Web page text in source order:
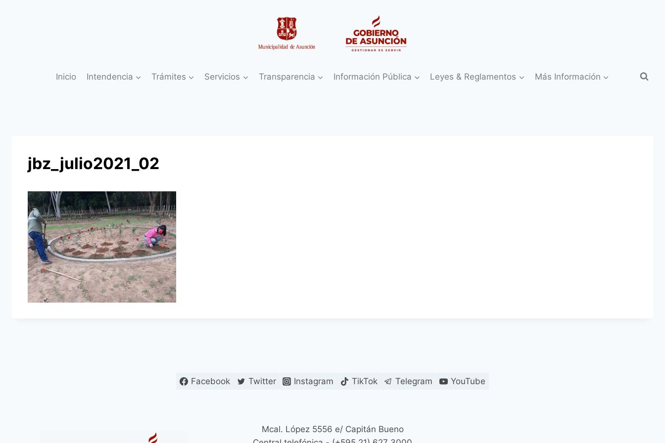
Inicio Intendencia Trámites Servicios Transparencia Información Pública Leyes & Reglamentos Más Información
jbz_julio2021_02
Facebook Twitter Instagram TikTok Telegram YouTube
Mcal. López 5556 e/ Capitán Bueno